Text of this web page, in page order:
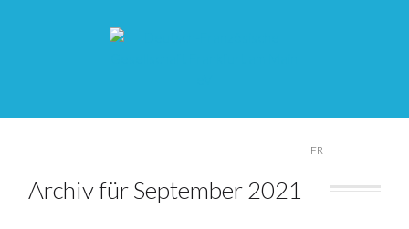
FR
Archiv für September 2021